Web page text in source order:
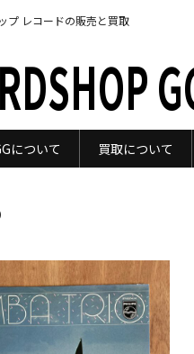
プ レコードの販売と買取
について 買取について